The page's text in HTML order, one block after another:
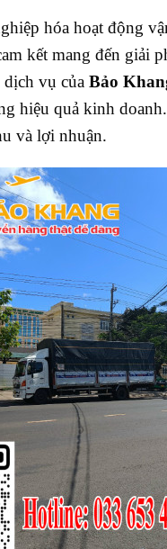
hóa hoạt động
kết mang đến giải
vụ của Bảo
hiệu quả kinh doanh.
và lợi nhuận.